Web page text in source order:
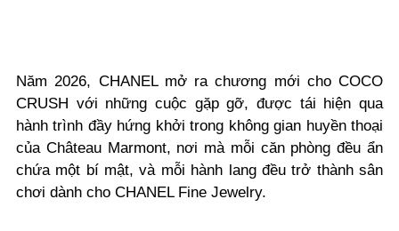
Năm 2026, CHANEL mở ra chương mới cho COCO
CRUSH với những cuộc gặp gỡ, được tái hiện qua
hành trình đầy hứng khởi trong không gian huyền thoại
của Château Marmont, nơi mà mỗi căn phòng đều ẩn
chứa một bí mật, và mỗi hành lang đều trở thành sân
chơi dành cho CHANEL Fine Jewelry.